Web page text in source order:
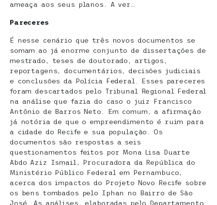
ameaça aos seus planos. A ver…
Pareceres
É nesse cenário que três novos documentos se
somam ao já enorme conjunto de dissertações de
mestrado, teses de doutorado, artigos,
reportagens, documentários, decisões judiciais
e conclusões da Polícia Federal. Esses pareceres
foram descartados pelo Tribunal Regional Federal
na análise que fazia do caso o juiz Francisco
Antônio de Barros Neto . Em comum, a afirmação
já notória de que o empreendimento é ruim para
a cidade do Recife e sua população. Os
documentos são respostas a seis
questionamentos feitos por Mona Lisa Duarte
Abdo Aziz Ismail, Procuradora da República do
Ministério Público Federal em Pernambuco,
acerca dos impactos do Projeto Novo Recife sobre
os bens tombados pelo Iphan no Bairro de São
José. As análises, elaboradas pelo Departamento